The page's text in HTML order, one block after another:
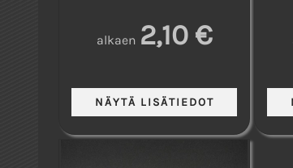
alkaen 2,10 €